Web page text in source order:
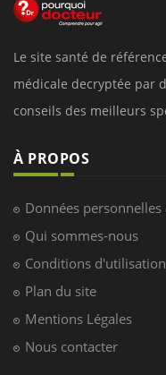
Le site santé de
médicale decryptée par
conseils des meilleurs
À PROPOS
Données personnelles
Qui sommes-nous
Conditions d'utilisation
Plan du site
Mentions Légales
Nous contacter